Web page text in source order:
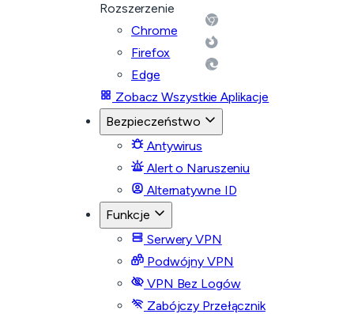
Rozszerzenie
Chrome
Firefox
Edge
Zobacz Wszystkie Aplikacje
Bezpieczeństwo
Antywirus
Alert o Naruszeniu
Alternatywne ID
Funkcje
Serwery VPN
Podwójny VPN
VPN Bez Logów
Zabójczy Przełącznik